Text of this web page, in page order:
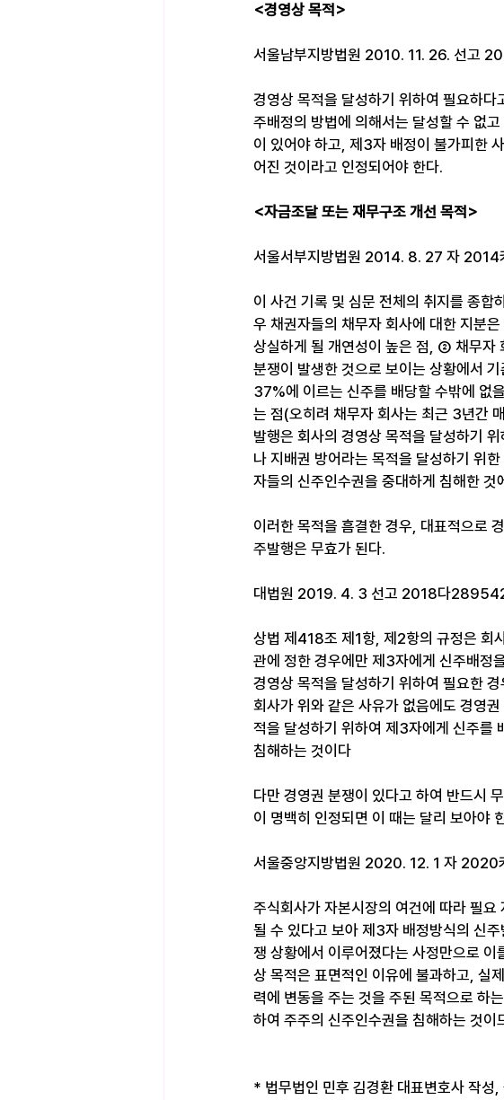
<경영상 목적>
서울남부지방법원 2010. 11. 26. 선고
경영상 목적을 달성하기 위하여 필요하
주배정의 방법에 의해서는 달성할 수 없
이 있어야 하고, 제3자 배정이 불가피한
어진 것이라고 인정되어야 한다.
<자금조달 또는 재무구조 개선 목적>
서울서부지방법원 2014. 8. 27 자
이 사건 기록 및 심문 전체의 취지를 종
우 채권자들의 채무자 회사에 대한 지분
상실하게 될 개연성이 높은 점, ② 채무자
분쟁이 발생한 것으로 보이는 상황에서
37%에 이르는 신주를 배당할 수밖에 없
는 점(오히려 채무자 회사는 최근 3년간
발행은 회사의 경영상 목적을 달성하기
나 지배권 방어라는 목적을 달성하기 위
자들의 신주인수권을 중대하게 침해한 것
이러한 목적을 흠결한 경우, 대표적으로
주발행은 무효가 된다.
대법원 2019. 4. 3 선고 2018다
상법 제418조 제1항, 제2항의 규정은 회
관에 정한 경우에만 제3자에게 신주배정
경영상 목적을 달성하기 위하여 필요한
회사가 위와 같은 사유가 없음에도 경영
적을 달성하기 위하여 제3자에게 신주를
침해하는 것이다
다만 경영권 분쟁이 있다고 하여 반드시
이 명백히 인정되면 이 때는 달리 보아야
서울중앙지방법원 2020. 12. 1 자 2020
주식회사가 자본시장의 여건에 따라 필
될 수 있다고 보아 제3자 배정방식의 신
쟁 상황에서 이루어졌다는 사정만으로
상 목적은 표면적인 이유에 불과하고, 실
력에 변동을 주는 것을 주된 목적으로 하
하여 주주의 신주인수권을 침해하는 것이
* 법무법인 민후 김경환 대표변호사 작